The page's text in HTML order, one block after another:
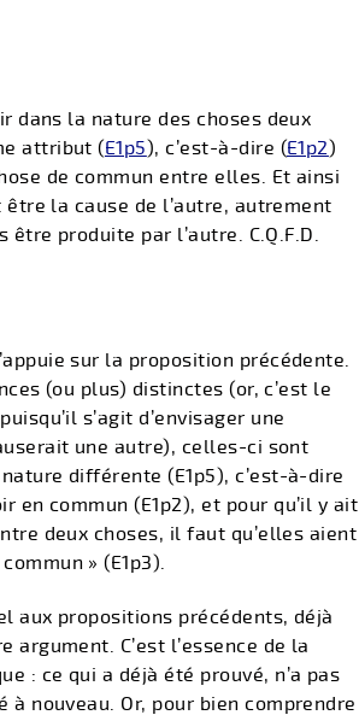
dans la nature des choses deux
attribut (E1p5 ), c’est-à-dire (E1p2 )
de commun entre elles. Et ainsi
être la cause de l’autre, autrement
être produite par l’autre. C.Q.F.D.
sur la proposition précédente.
(ou plus) distinctes (or, c’est le
s’agit d’envisager une
une autre), celles-ci sont
différente (E1p5), c’est-à-dire
en commun (E1p2), et pour qu’il y ait
deux choses, il faut qu’elles aient
» (E1p3).
aux propositions précédents, déjà
argument. C’est l’essence de la
: ce qui a déjà été prouvé, n’a pas
à nouveau. Or, pour bien comprendre